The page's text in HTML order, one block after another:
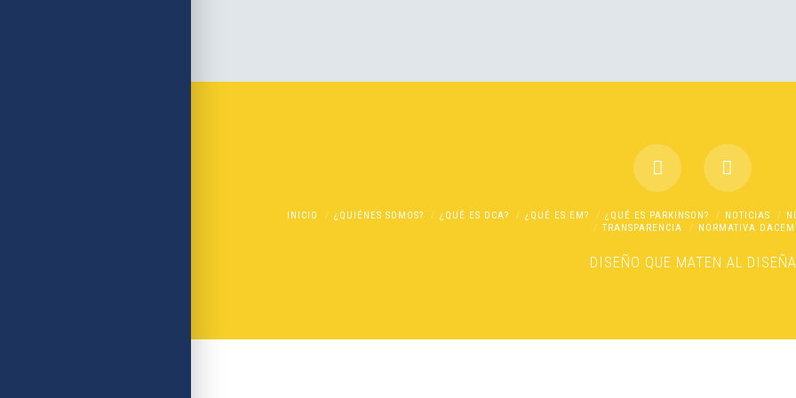
INICIO ¿QUIÉNES SOMOS? ¿QUÉ ES DCA? ¿QUÉ ES EM? ¿QUÉ ES PARKINSON? NOTICIAS
TRANSPARENCIA
NORMATIVA DACEM
DISEÑO QUE MATEN AL